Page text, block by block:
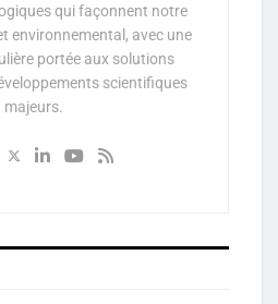
qui façonnent notre
environnemental, avec une
portée aux solutions
scientifiques
majeurs.